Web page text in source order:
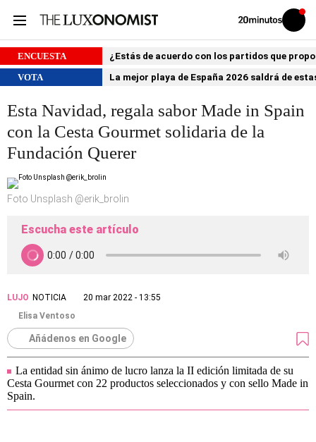
Volver
Iniciar
sesión
ENCUESTA
¿Estás de acuerdo con los partidos que
VOTA
La mejor playa de España 2026 saldrá de
Esta Navidad, regala sabor Made in Spain
con la Cesta Gourmet solidaria de la
Fundación Querer
Foto Unsplash @erik_brolin
Escucha este artículo
LUJO NOTICIA
20 mar 2022 - 13:55
Elisa Ventoso
Añádenos en Google
La entidad sin ánimo de lucro lanza la II edición limitada de su
Cesta Gourmet con 22 productos seleccionados y con sello Made in
Spain.